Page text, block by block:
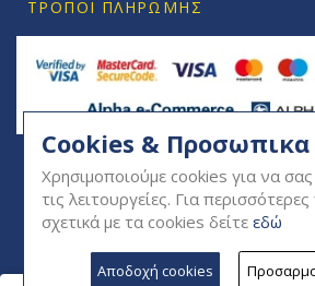
ΤΡΌΠΟΙ ΠΛΗΡΩΜΉΣ
SOCIAL
Cookies & Προσωπικα
Χρησιμοποιούμε cookies για να
τις λειτουργείες. Για
σχετικά με τα cookies δείτε εδώ
Αποδοχή cookies